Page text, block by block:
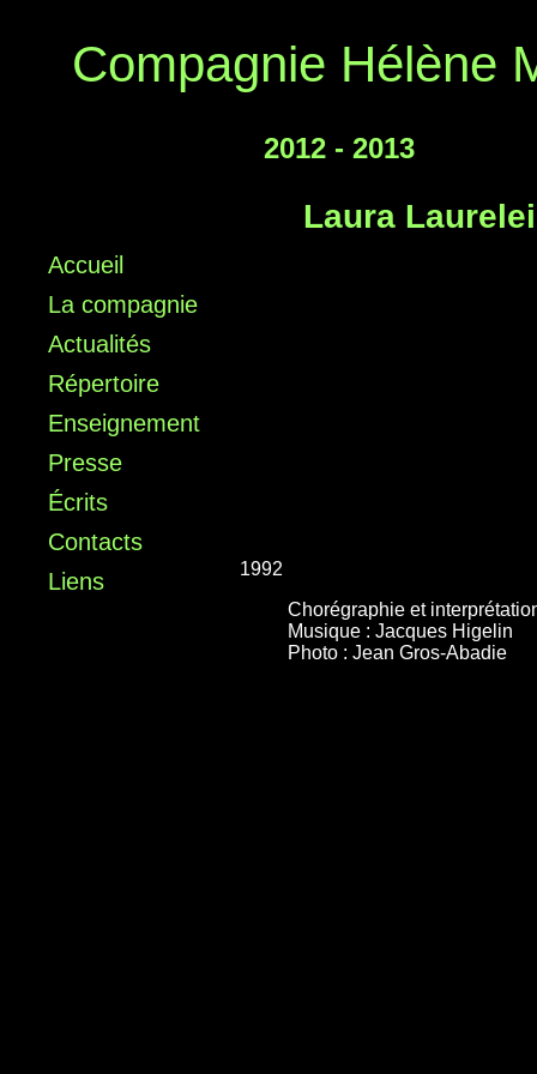
Compagnie Hélène
Accueil
La compagnie
Actualités
Répertoire
Enseignement
Presse
Écrits
Contacts
Liens
2012 - 2013
Laura Laurelei
1992
Chorégraphie et
Musique : Jacques Higelin
Photo : Jean Gros-Abadie